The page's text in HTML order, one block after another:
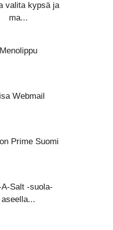
valita kypsä ja
ma...
Menolippu
Webmail
Prime Suomi
A-Salt -suola-
aseella...